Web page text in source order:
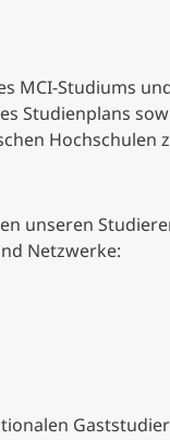
MCI-Studiums
Studienplans
Hochschulen
unseren
Netzwerke: